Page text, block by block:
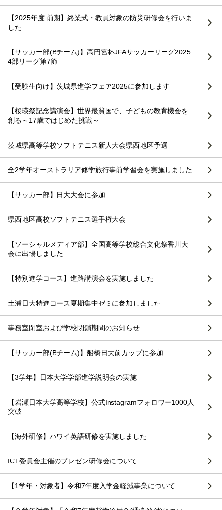
【2025年度 前期】終業式・教員対象の防災研修会を行いま
した
【サッカー部(Bチーム)】高円宮杯JFAサッカーリーグ2025
4部リーグ第7節
【受験生向け】茨城県進学フェア2025に参加します
【桜瑛祭記念講演会】世界最貧国で、子どもの教育機会を
創る～17歳ではじめた挑戦～
茨城県高等学校ソフトテニス新人大会県西地区予選
全2学年オーストラリア修学旅行事前学習会を実施しました
【サッカー部】日大大会に参加
県西地区高校ソフトテニス選手権大会
【ソーシャルメディア部】全国高等学校総合文化祭香川大
会に出場しました
【特別進学コース】進路講演会を実施しました
土浦日大特進コース夏期集中ゼミに参加しました
事務室閉室および学校閉鎖期間のお知らせ
【サッカー部(Bチーム)】船橋日大前カップに参加
【3学年】日本大学学部進学説明会の実施
【岩瀬日本大学高等学校】公式Instagramフォロワー1000人
突破
【海外研修】ハワイ英語研修を実施しました
ICT委員会主催のプレゼン研修会について
【1学年・対象者】令和7年度入学金軽減事業について